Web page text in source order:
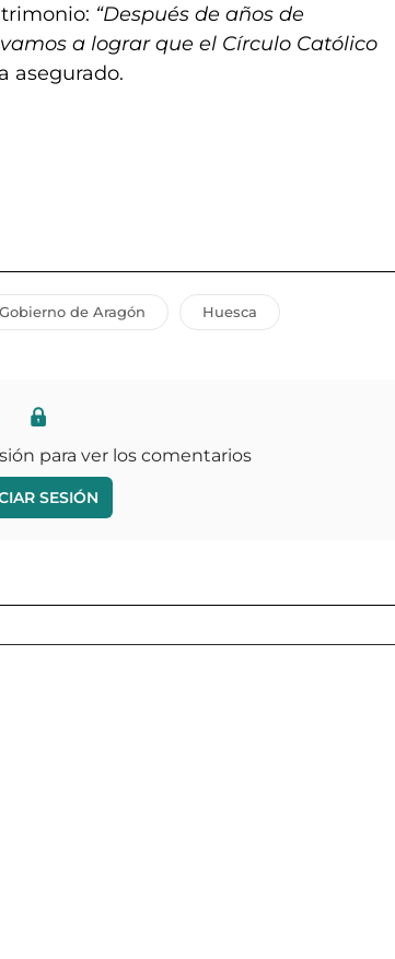
“Después de años de
a lograr que el Círculo Católico
asegurado.
Gobierno de Aragón Huesca
para ver los comentarios
SESIÓN